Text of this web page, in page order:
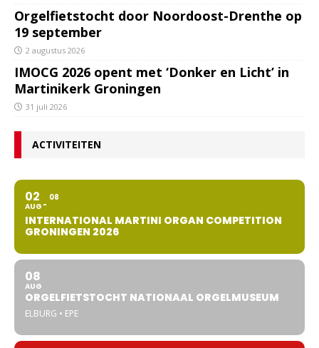
Orgelfietstocht door Noordoost-Drenthe op
19 september
2 augustus 2026
IMOCG 2026 opent met ‘Donker en Licht’ in
Martinikerk Groningen
31 juli 2026
ACTIVITEITEN
02
AUG
08
INTERNATIONAL MARTINI ORGAN COMPETITION
GRONINGEN 2026
08
AUG
ORGELFIETSTOCHT NATIONAAL ORGELMUSEUM
ELBURG • EPE